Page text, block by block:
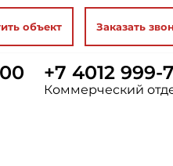
объект Заказать
+7 4012 999-
Коммерческий